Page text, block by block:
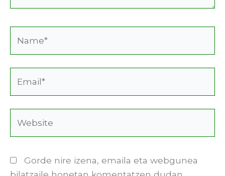
Gorde nire izena, emaila eta webgunea